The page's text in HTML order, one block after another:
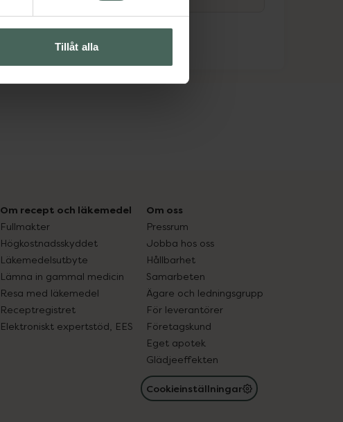
Tillåt alla
Om recept och läkemedel
Fullmakter
Högkostnadsskyddet
Läkemedelsutbyte
Lämna in gammal medicin
Resa med läkemedel
Receptregistret
Elektroniskt expertstöd, EES
Om oss
Pressrum
Jobba hos oss
Hållbarhet
Samarbeten
Ägare och ledningsgrupp
För leverantörer
Företagskund
Eget apotek
Glädjeeffekten
Cookieinställningar